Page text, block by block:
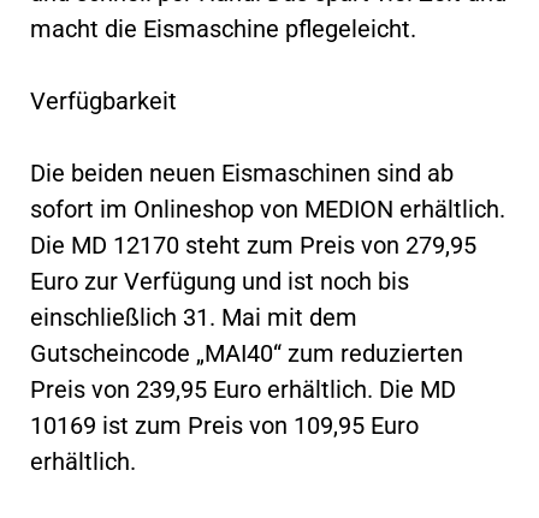
macht die Eismaschine pflegeleicht.
Verfügbarkeit
Die beiden neuen Eismaschinen sind ab
sofort im Onlineshop von MEDION erhältlich.
Die MD 12170 steht zum Preis von 279,95
Euro zur Verfügung und ist noch bis
einschließlich 31. Mai mit dem
Gutscheincode „MAI40“ zum reduzierten
Preis von 239,95 Euro erhältlich. Die MD
10169 ist zum Preis von 109,95 Euro
erhältlich.